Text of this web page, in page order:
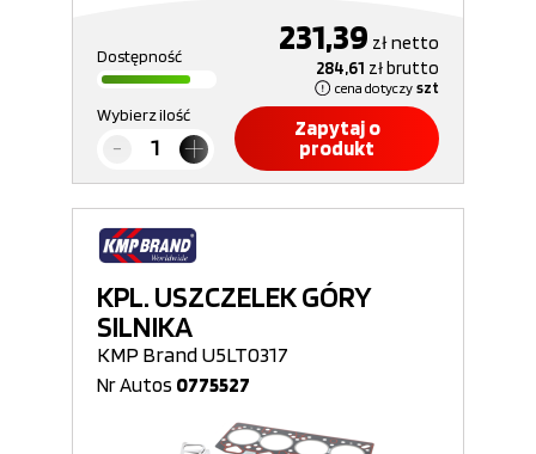
Dostępność 231,39 złnetto
284,61 złbrutto
cena dotyczy szt
Wybierz ilość
Zapytaj o
produkt
KPL. USZCZELEK GÓRY
SILNIKA
KMP Brand U5LT0317
Nr Autos 0775527